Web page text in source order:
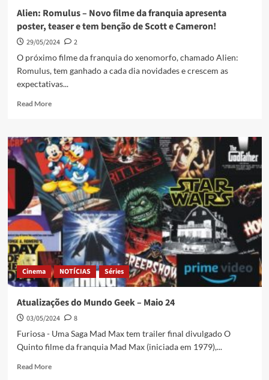
Alien: Romulus – Novo filme da franquia apresenta
poster, teaser e tem benção de Scott e Cameron!
29/05/2024
2
O próximo filme da franquia do xenomorfo, chamado Alien:
Romulus, tem ganhado a cada dia novidades e crescem as
expectativas...
Read More
Cinema NOTÍCIAS Séries
Atualizações do Mundo Geek – Maio 24
03/05/2024
8
Furiosa - Uma Saga Mad Max tem trailer final divulgado O
Quinto filme da franquia Mad Max (iniciada em 1979),...
Read More